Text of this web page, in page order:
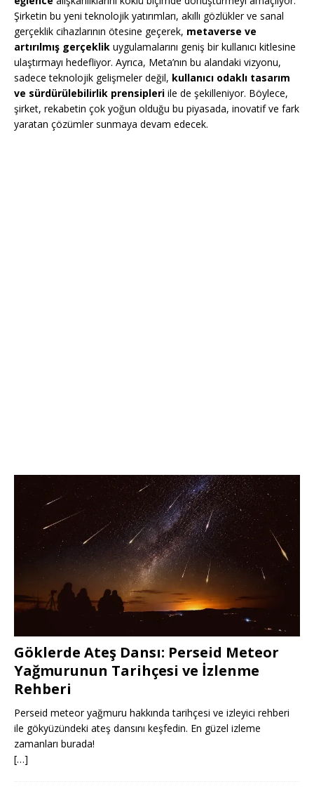
Şirketin bu yeni teknolojik yatırımları, akıllı gözlükler ve sanal
gerçeklik cihazlarının ötesine geçerek, metaverse ve
artırılmış gerçeklik uygulamalarını geniş bir kullanıcı kitlesine
ulaştırmayı hedefliyor. Ayrıca, Meta’nın bu alandaki vizyonu,
sadece teknolojik gelişmeler değil, kullanıcı odaklı tasarım
ve sürdürülebilirlik prensipleri ile de şekilleniyor. Böylece,
şirket, rekabetin çok yoğun olduğu bu piyasada, inovatif ve fark
yaratan çözümler sunmaya devam edecek.
Göklerde Ateş Dansı: Perseid Meteor
Yağmurunun Tarihçesi ve İzlenme
Rehberi
Perseid meteor yağmuru hakkında tarihçesi ve izleyici rehberi
ile gökyüzündeki ateş dansını keşfedin. En güzel izleme
zamanları burada!
[…]